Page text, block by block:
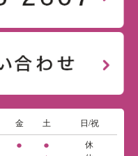
金 土 日/祝
● ●
休